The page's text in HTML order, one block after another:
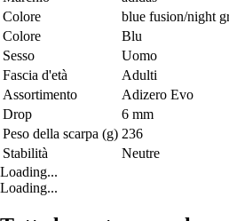
Colore
blue fusion/night
Colore
Blu
Sesso
Uomo
Fascia d'età
Adulti
Assortimento
Adizero Evo
Drop
6 mm
Peso della scarpa (g) 236
Stabilità
Neutre
Loading...
Loading...